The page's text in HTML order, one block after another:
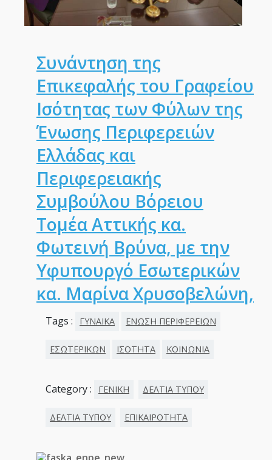
Συνάντηση της
Επικεφαλής του Γραφείου
Ισότητας των Φύλων της
Ένωσης Περιφερειών
Ελλάδας και
Περιφερειακής
Συμβούλου Βόρειου
Τομέα Αττικής κα.
Φωτεινή Βρύνα, με την
Υφυπουργό Εσωτερικών
κα. Μαρίνα Χρυσοβελώνη,
Tags : ΓΥΝΑΙΚΑ ΕΝΩΣΗ ΠΕΡΙΦΕΡΕΙΩΝ
ΕΣΩΤΕΡΙΚΩΝ ΙΣΟΤΗΤΑ ΚΟΙΝΩΝΙΑ
Category : ΓΕΝΙΚΗ ΔΕΛΤΙΑ ΤΥΠΟΥ
ΔΕΛΤΙΑ ΤΥΠΟΥ ΕΠΙΚΑΙΡΟΤΗΤΑ